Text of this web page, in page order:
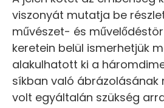
viszonyát mutatja be
művészet- és
keretein belül ismerhetjük
alakulhatott ki a
síkban való ábrázolásának
volt egyáltalán szükség